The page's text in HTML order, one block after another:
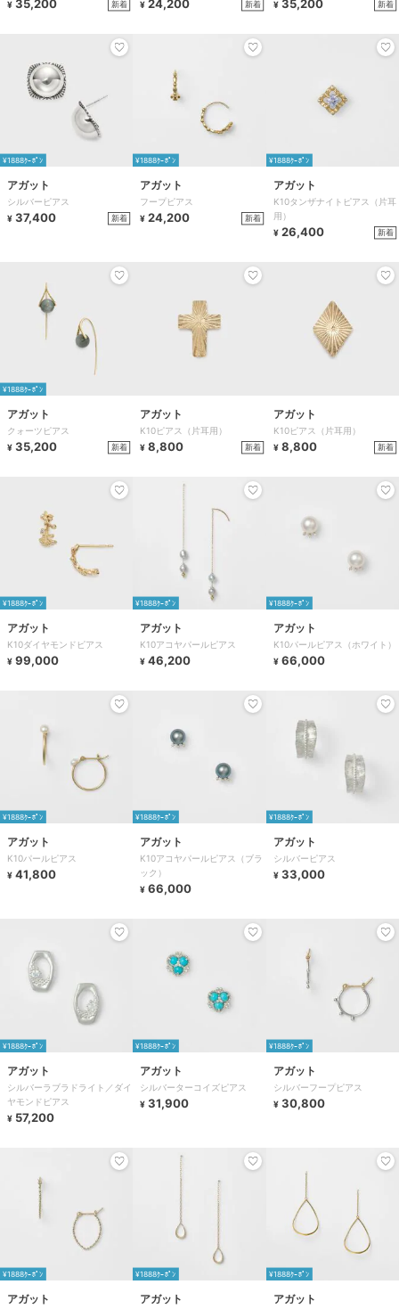
¥ 35,200 新着 ¥ 24,200 新着 ¥ 35,200 新着
¥1888ｸｰﾎﾟﾝ
アガット
シルバーピアス
¥ 37,400 新着
¥1888ｸｰﾎﾟﾝ
アガット
フープピアス
¥ 24,200 新着
¥1888ｸｰﾎﾟﾝ
アガット
K10タンザナイトピアス（片耳
用）
¥ 26,400 新着
¥1888ｸｰﾎﾟﾝ
アガット
クォーツピアス
¥ 35,200 新着
アガット
K10ピアス（片耳用）
¥ 8,800 新着
アガット
K10ピアス（片耳用）
¥ 8,800 新着
¥1888ｸｰﾎﾟﾝ
アガット
K10ダイヤモンドピアス
¥ 99,000
¥1888ｸｰﾎﾟﾝ
アガット
K10アコヤパールピアス
¥ 46,200
¥1888ｸｰﾎﾟﾝ
アガット
K10パールピアス（ホワイト）
¥ 66,000
¥1888ｸｰﾎﾟﾝ
アガット
K10パールピアス
¥ 41,800
¥1888ｸｰﾎﾟﾝ
アガット
K10アコヤパールピアス（ブラ
ック）
¥ 66,000
¥1888ｸｰﾎﾟﾝ
アガット
シルバーピアス
¥ 33,000
¥1888ｸｰﾎﾟﾝ
アガット
シルバーラブラドライト／ダイ
ヤモンドピアス
¥ 57,200
¥1888ｸｰﾎﾟﾝ
アガット
シルバーターコイズピアス
¥ 31,900
¥1888ｸｰﾎﾟﾝ
アガット
シルバーフープピアス
¥ 30,800
¥1888ｸｰﾎﾟﾝ
アガット
¥1888ｸｰﾎﾟﾝ
アガット
¥1888ｸｰﾎﾟﾝ
アガット